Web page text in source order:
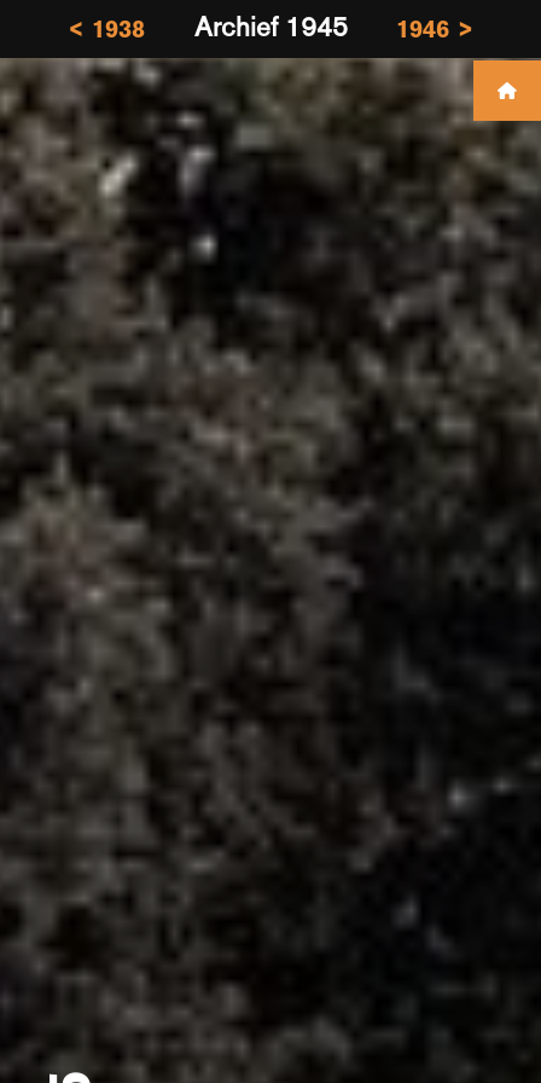
< 1938 Archief 1945 1946 >